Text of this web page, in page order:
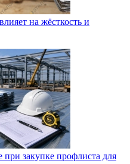
на жёсткость и
закупке профлиста для